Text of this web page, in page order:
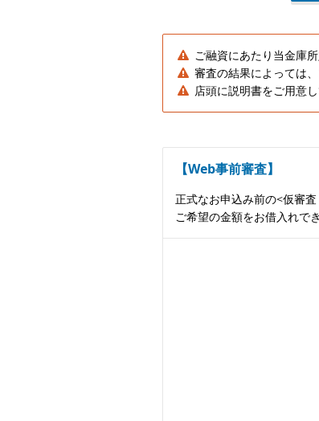
ご融資にあたり当金庫
審査の結果によっては
店頭に説明書をご用意
【Web事前審査】
正式なお申込み前の<仮審
ご希望の金額をお借入れで